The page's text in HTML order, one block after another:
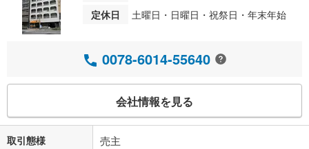
定休日
土曜日・日曜日・祝祭日・年末年始
0078-6014-55640
会社情報を見る
取引態様 売主